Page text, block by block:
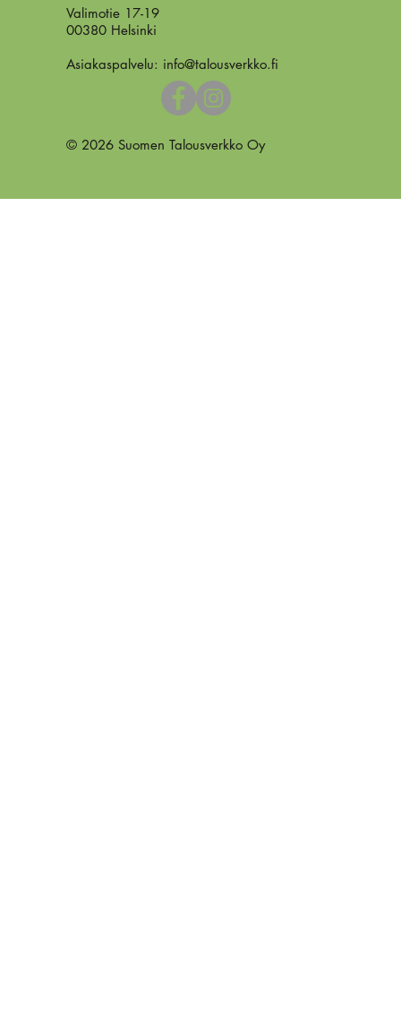
Valimotie 17-19
00380 Helsinki
Asiakaspalvelu: info@talousverkko.fi
© 2026 Suomen Talousverkko Oy